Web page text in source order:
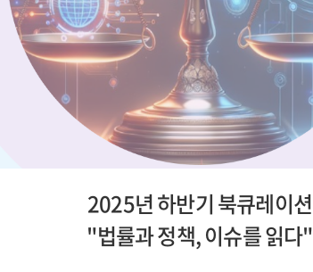
2025년 하반기 북큐레이션
"법률과 정책, 이슈를 읽다"